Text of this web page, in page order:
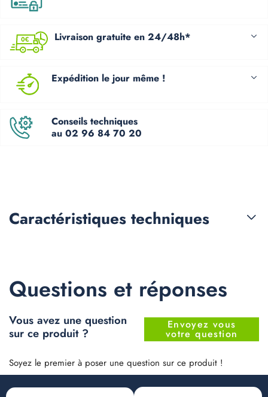
Livraison gratuite en 24/48h*
Expédition le jour même !
Conseils techniques
au 02 96 84 70 20
Caractéristiques techniques
Questions et réponses
Vous avez une question
sur ce produit ?
Envoyez vous
votre question
Soyez le premier à poser une question sur ce produit !